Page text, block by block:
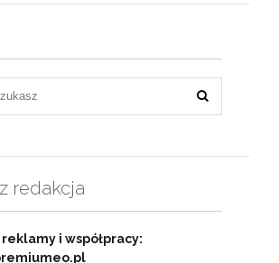
redakcja
i współpracy: